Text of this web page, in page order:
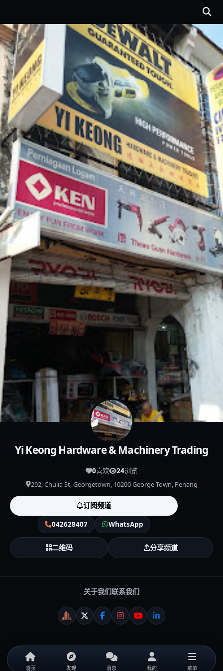
Yi Keong Hardware & Machinery Trading
0喜欢 24浏览
292, Chulia St, Georgetown, 10200 George Town, Penang
订阅频道
042628407 WhatsApp
二维码 分享频道
关于我们联系我们
WeiCity
X FacebookInstagram
YouTubeLinkedIn
首页 发现 消息 我的 菜单